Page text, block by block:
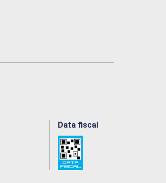
Data fiscal